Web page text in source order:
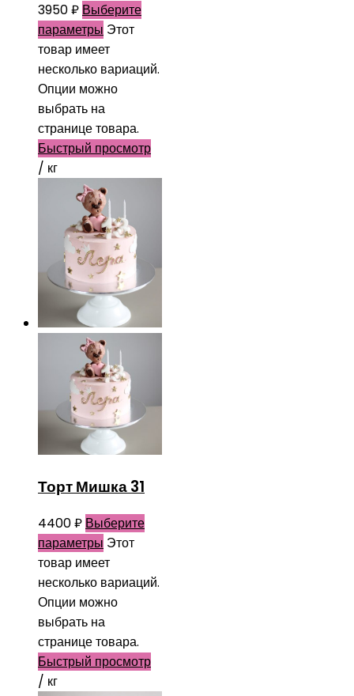
3950₽ Выберите
параметры Этот
товар имеет
несколько вариаций.
Опции можно
выбрать на
странице товара.
Быстрый просмотр
/ кг
Торт Мишка 31
4400₽ Выберите
параметры Этот
товар имеет
несколько вариаций.
Опции можно
выбрать на
странице товара.
Быстрый просмотр
/ кг